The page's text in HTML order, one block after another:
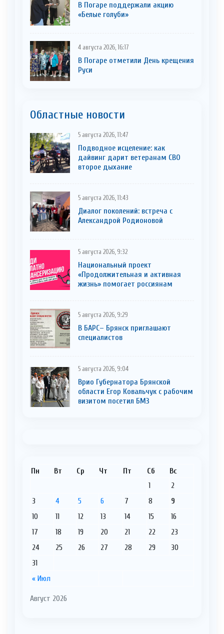
В Погаре поддержали акцию
«Белые голуби»
4 августа 2026, 16:17
В Погаре отметили День крещения
Руси
Областные новости
5 августа 2026, 11:47
Подводное исцеление: как
дайвинг дарит ветеранам СВО
второе дыхание
5 августа 2026, 11:43
Диалог поколений: встреча с
Александрой Родионовой
5 августа 2026, 9:32
Национальный проект
«Продолжительная и активная
жизнь» помогает россиянам
5 августа 2026, 9:29
В БАРС– Брянcк приглaшают
cпециaлистoв
5 августа 2026, 9:04
Врио Губернатора Брянской
области Егор Ковальчук с рабочим
визитом посетил БМЗ
Август 2026
Пн Вт Ср Чт Пт Сб Вс
« Июл
1
2
3
4 5 6 7 8
9
10
11 12 13 14 15
16
17
18 19 20 21 22
23
24
25 26 27 28 29
30
31